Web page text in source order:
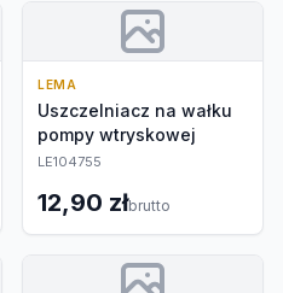
LEMA
Uszczelniacz na wałku
pompy wtryskowej
LE104755
12,90 złbrutto